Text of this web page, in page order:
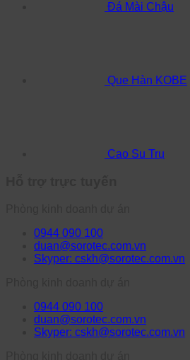
Đá Mài Chậu
Que Hàn KOBE
Cao Su Trụ
0944 090 100
duan@sorotec.com.vn
Skyper: cskh@sorotec.com.vn
0944 090 100
duan@sorotec.com.vn
Skyper: cskh@sorotec.com.vn